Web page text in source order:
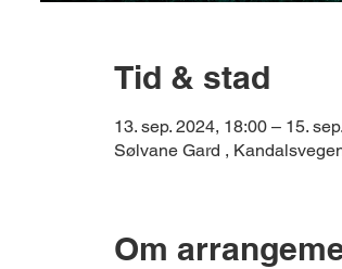
Tid & stad
13. sep. 2024, 18:00 – 15.
Sølvane Gard ,
Om